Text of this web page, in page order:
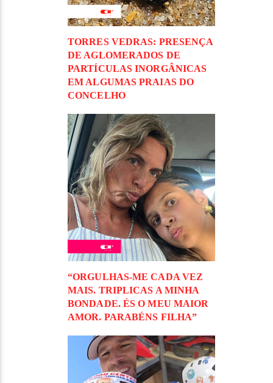
TORRES VEDRAS: PRESENÇA
DE AGLOMERADOS DE
PARTÍCULAS INORGÂNICAS
EM ALGUMAS PRAIAS DO
CONCELHO
“ORGULHAS-ME CADA VEZ
MAIS. TRIPLICAS A MINHA
BONDADE. ÉS O MEU MAIOR
AMOR. PARABÉNS FILHA”